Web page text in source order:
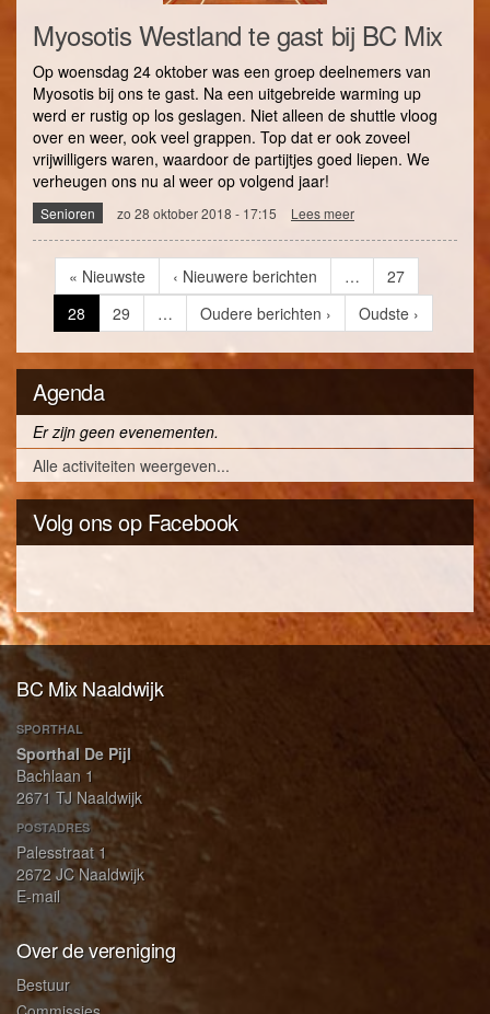
Myosotis Westland te gast bij BC Mix
Op woensdag 24 oktober was een groep deelnemers van
Myosotis bij ons te gast. Na een uitgebreide warming up
werd er rustig op los geslagen. Niet alleen de shuttle vloog
over en weer, ook veel grappen. Top dat er ook zoveel
vrijwilligers waren, waardoor de partijtjes goed liepen. We
verheugen ons nu al weer op volgend jaar!
Senioren zo 28 oktober 2018 - 17:15 Lees meer
gast
bij
BC
Paginering
Eerste
pagina
« Nieuwste
Vorige
pagina
‹ Nieuwere berichten … Page
27
Huidige
pagina
28 Page
29 …
Volgende
pagina
Oudere berichten ›
Laatste
pagina
Oudste ›
Agenda
Er zijn geen evenementen.
Alle activiteiten weergeven...
Volg ons op Facebook
BC Mix Naaldwijk
SPORTHAL
Sporthal De Pijl
Bachlaan 1
2671 TJ Naaldwijk
POSTADRES
Palesstraat 1
2672 JC Naaldwijk
E-mail
Over de vereniging
Bestuur